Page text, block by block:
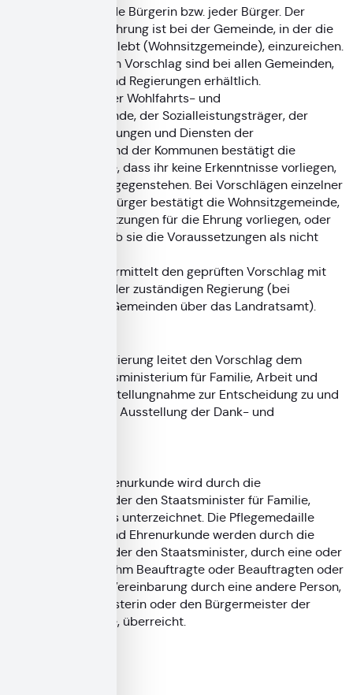
Kommunen und jede Bürgerin bzw. jeder Bürger. Der
Vorschlag für die Ehrung ist bei der Gemeinde, in der die
zu ehrende Person lebt (Wohnsitzgemeinde), einzureichen.
Formblätter für den Vorschlag sind bei allen Gemeinden,
Landratsämtern und Regierungen erhältlich.
Bei Vorschlägen der Wohlfahrts- und
Behindertenverbände, der Sozialleistungsträger, der
Träger von Einrichtungen und Diensten der
Behindertenhilfe und der Kommunen bestätigt die
Wohnsitzgemeinde, dass ihr keine Erkenntnisse vorliegen,
die der Ehrung entgegenstehen. Bei Vorschlägen einzelner
Bürgerinnen bzw. Bürger bestätigt die Wohnsitzgemeinde,
dass die Voraussetzungen für die Ehrung vorliegen, oder
begründet, weshalb sie die Voraussetzungen als nicht
Die Gemeinde übermittelt den geprüften Vorschlag mit
ihrer Bestätigung der zuständigen Regierung (bei
kreisangehörigen Gemeinden über das Landratsamt).
Die zuständige Regierung leitet den Vorschlag dem
Bayerischen Staatsministerium für Familie, Arbeit und
Soziales mit ihrer Stellungnahme zur Entscheidung zu und
dieses bereitet die Ausstellung der Dank- und
Die Dank- und Ehrenurkunde wird durch die
Staatsministerin oder den Staatsminister für Familie,
Arbeit und Soziales unterzeichnet. Die Pflegemedaille
sowie die Dank- und Ehrenurkunde werden durch die
Staatsministerin oder den Staatsminister, durch eine oder
einen von ihr bzw. ihm Beauftragte oder Beauftragten oder
nach besonderer Vereinbarung durch eine andere Person,
z. B. die Bürgermeisterin oder den Bürgermeister der
Wohnsitzgemeinde, überreicht.